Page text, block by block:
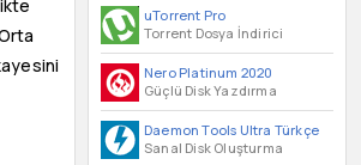
uTorrent Pro
Torrent Dosya İndirici
Nero Platinum 2020
Güçlü Disk Yazdırma
Daemon Tools Ultra Türkçe
Sanal Disk Oluşturma